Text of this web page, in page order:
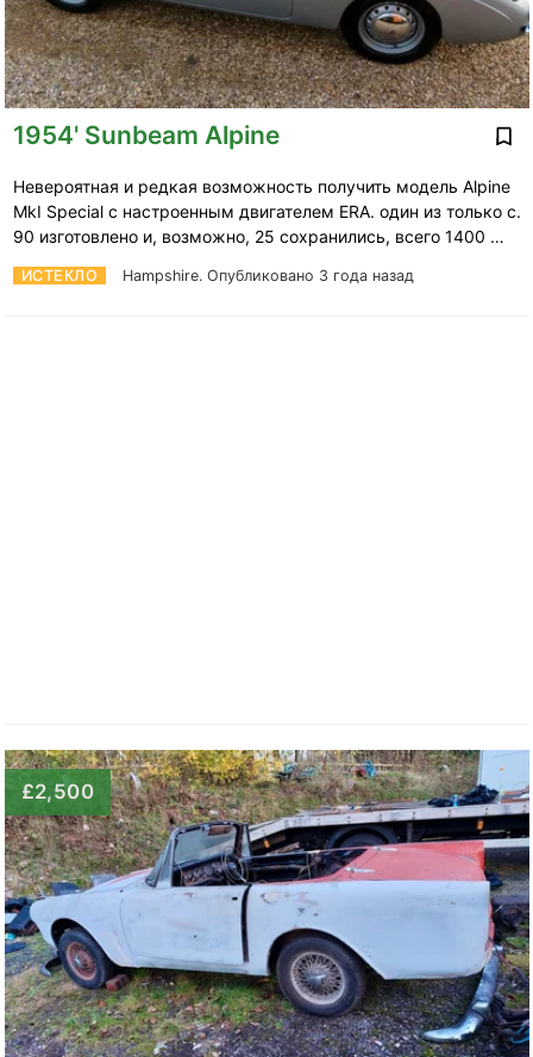
1954' Sunbeam Alpine
ИСТЕКЛО Hampshire. Опубликовано 3 года назад
Невероятная и редкая возможность получить модель Alpine
MkI Special с настроенным двигателем ERA. один из только c.
90 изготовлено и, возможно, 25 сохранились, всего 1400 …
£2,500